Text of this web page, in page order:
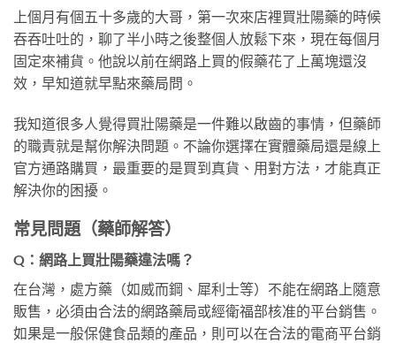
上個月有個五十多歲的大哥，第一次來店裡買壯陽藥的時候
吞吞吐吐的，聊了半小時之後整個人放鬆下來，現在每個月
固定來補貨。他說以前在網路上買的假藥花了上萬塊還沒
效，早知道就早點來藥局問。
我知道很多人覺得買壯陽藥是一件難以啟齒的事情，但藥師
的職責就是幫你解決問題。不論你選擇在實體藥局還是線上
官方通路購買，最重要的是買到真貨、用對方法，才能真正
解決你的困擾。
常見問題（藥師解答）
Q：網路上買壯陽藥違法嗎？
在台灣，處方藥（如威而鋼、犀利士等）不能在網路上隨意
販售，必須由合法的網路藥局或經衛福部核准的平台銷售。
如果是一般保健食品類的產品，則可以在合法的電商平台銷